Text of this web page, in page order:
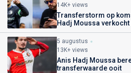
14K+ views
Transferstorm op
Hadj Moussa verkocht
5 augustus
13K+ views
Anis Hadj Moussa
transferwaarde ooit